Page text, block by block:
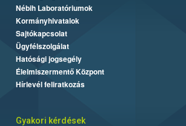
Nébih Laboratóriumok
Kormányhivatalok
Sajtókapcsolat
Ügyfélszolgálat
Hatósági jogsegély
Élelmiszermentő Központ
Hírlevél feliratkozás
Gyakori kérdések